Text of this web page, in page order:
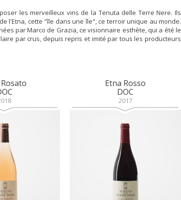
les merveilleux vins de la Tenuta delle Terre Nere. Ils
l'Etna, cette "île dans une île", ce terroir unique au monde.
par Marco de Grazia, ce visionnaire esthète, qui a été le
par crus, depuis repris et imité par tous les producteurs
Etna Rosso
DOC
2017